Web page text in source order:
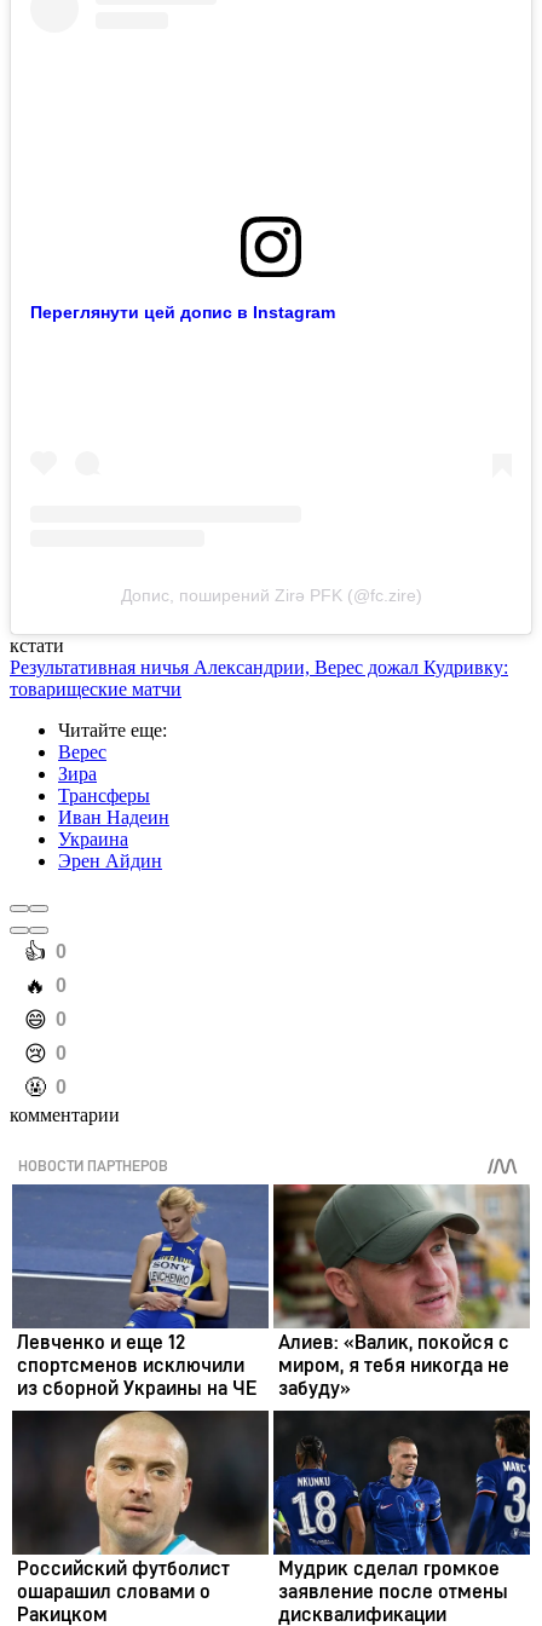
Переглянути цей допис в Instagram
Допис, поширений Zirə PFK (@fc.zire)
кстати
Результативная ничья Александрии, Верес дожал Кудривку:
товарищеские матчи
Читайте еще:
Верес
Зира
Трансферы
Иван Надеин
Украина
Эрен Айдин
️👍 0
️🔥 0
️😄 0
️😢 0
️🤬 0
комментарии